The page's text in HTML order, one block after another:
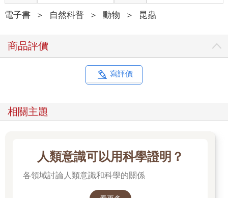
電子書 ＞ 自然科普 ＞ 動物 ＞ 昆蟲
商品評價
寫評價
相關主題
人類意識可以用科學證明？
各領域討論人類意識和科學的關係